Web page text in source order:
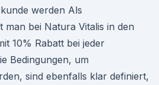
werden Als
bei Natura Vitalis in den
10% Rabatt bei jeder
Bedingungen, um
sind ebenfalls klar definiert,